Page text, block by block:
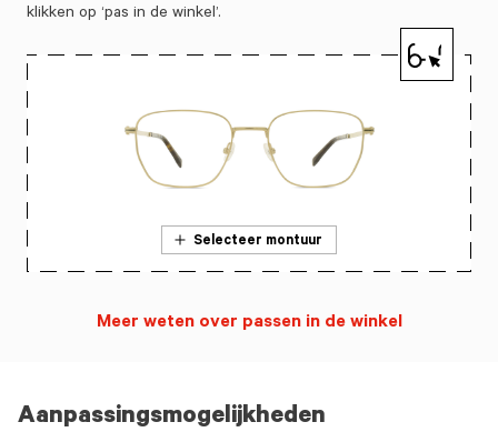
Aanpassingsmogelijkheden
klikken op ‘pas in de winkel’.
Selecteer montuur
Meer weten over passen in de winkel